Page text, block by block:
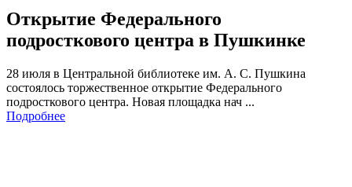
Открытие Федерального
подросткового центра в Пушкинке
28 июля в Центральной библиотеке им. А. С. Пушкина
состоялось торжественное открытие Федерального
подросткового центра. Новая площадка нач ...
Подробнее